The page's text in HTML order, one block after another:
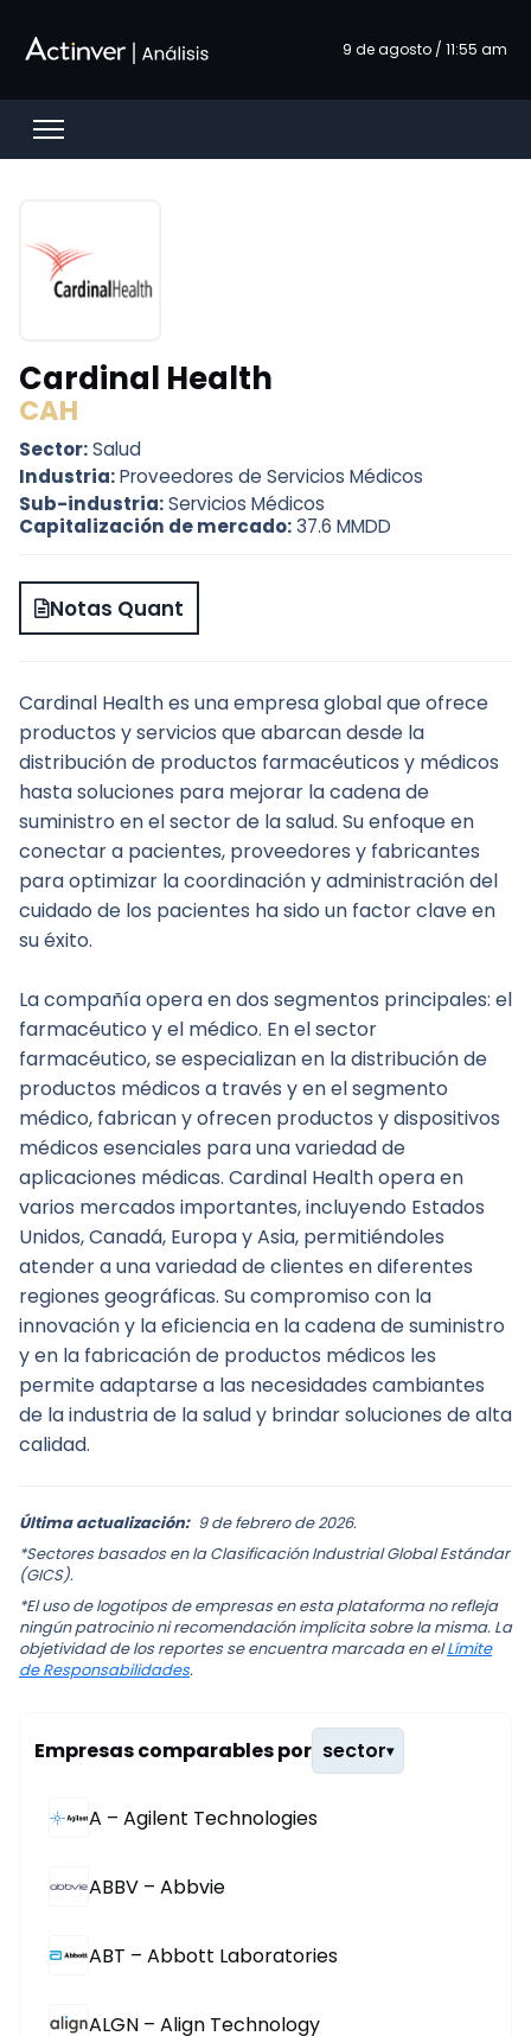
9 de agosto / 11:55 am
Open menu
Cardinal Health
CAH
Sector:Salud
Industria:Proveedores de Servicios Médicos
Sub-industria:Servicios Médicos
Capitalización de mercado:37.6 MMDD
Notas Quant
Cardinal Health es una empresa global que ofrece
productos y servicios que abarcan desde la
distribución de productos farmacéuticos y médicos
hasta soluciones para mejorar la cadena de
suministro en el sector de la salud. Su enfoque en
conectar a pacientes, proveedores y fabricantes
para optimizar la coordinación y administración del
cuidado de los pacientes ha sido un factor clave en
su éxito.
La compañía opera en dos segmentos principales: el
farmacéutico y el médico. En el sector
farmacéutico, se especializan en la distribución de
productos médicos a través y en el segmento
médico, fabrican y ofrecen productos y dispositivos
médicos esenciales para una variedad de
aplicaciones médicas. Cardinal Health opera en
varios mercados importantes, incluyendo Estados
Unidos, Canadá, Europa y Asia, permitiéndoles
atender a una variedad de clientes en diferentes
regiones geográficas. Su compromiso con la
innovación y la eficiencia en la cadena de suministro
y en la fabricación de productos médicos les
permite adaptarse a las necesidades cambiantes
de la industria de la salud y brindar soluciones de alta
calidad.
Última actualización: 9 de febrero de 2026.
*Sectores basados en la Clasificación Industrial Global Estándar
(GICS).
*El uso de logotipos de empresas en esta plataforma no refleja
ningún patrocinio ni recomendación implícita sobre la misma. La
objetividad de los reportes se encuentra marcada en elLímite
de Responsabilidades.
Empresas comparables por sector▾
A – Agilent Technologies
ABBV – Abbvie
ABT – Abbott Laboratories
ALGN – Align Technology